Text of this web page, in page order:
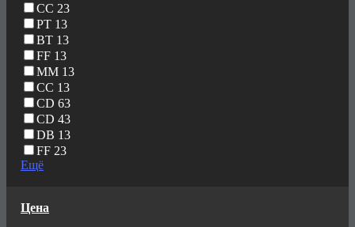
CC 23
PT 13
BT 13
FF 13
MM 13
CC 13
CD 63
CD 43
DB 13
FF 23
Ещё
Цена